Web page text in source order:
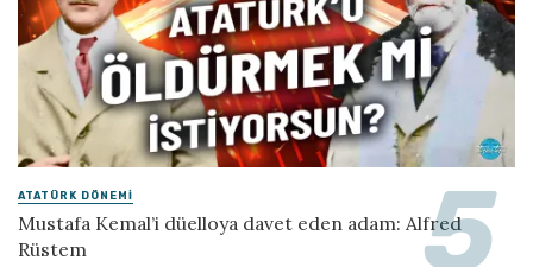
ATATÜRK DÖNEMI
Mustafa Kemal’i düelloya davet eden adam: Alfred
Rüstem